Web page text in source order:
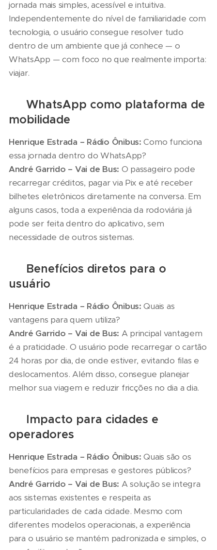
jornada mais simples, acessível e intuitiva.
Independentemente do nível de familiaridade com
tecnologia, o usuário consegue resolver tudo
dentro de um ambiente que já conhece — o
WhatsApp — com foco no que realmente importa:
viajar.
💬 WhatsApp como plataforma de
mobilidade
Henrique Estrada – Rádio Ônibus: Como funciona
essa jornada dentro do WhatsApp?
André Garrido – Vai de Bus: O passageiro pode
recarregar créditos, pagar via Pix e até receber
bilhetes eletrônicos diretamente na conversa. Em
alguns casos, toda a experiência da rodoviária já
pode ser feita dentro do aplicativo, sem
necessidade de outros sistemas.
⚡ Benefícios diretos para o
usuário
Henrique Estrada – Rádio Ônibus: Quais as
vantagens para quem utiliza?
André Garrido – Vai de Bus: A principal vantagem
é a praticidade. O usuário pode recarregar o cartão
24 horas por dia, de onde estiver, evitando filas e
deslocamentos. Além disso, consegue planejar
melhor sua viagem e reduzir fricções no dia a dia.
🏙️ Impacto para cidades e
operadores
Henrique Estrada – Rádio Ônibus: Quais são os
benefícios para empresas e gestores públicos?
André Garrido – Vai de Bus: A solução se integra
aos sistemas existentes e respeita as
particularidades de cada cidade. Mesmo com
diferentes modelos operacionais, a experiência
para o usuário se mantém padronizada e simples, o